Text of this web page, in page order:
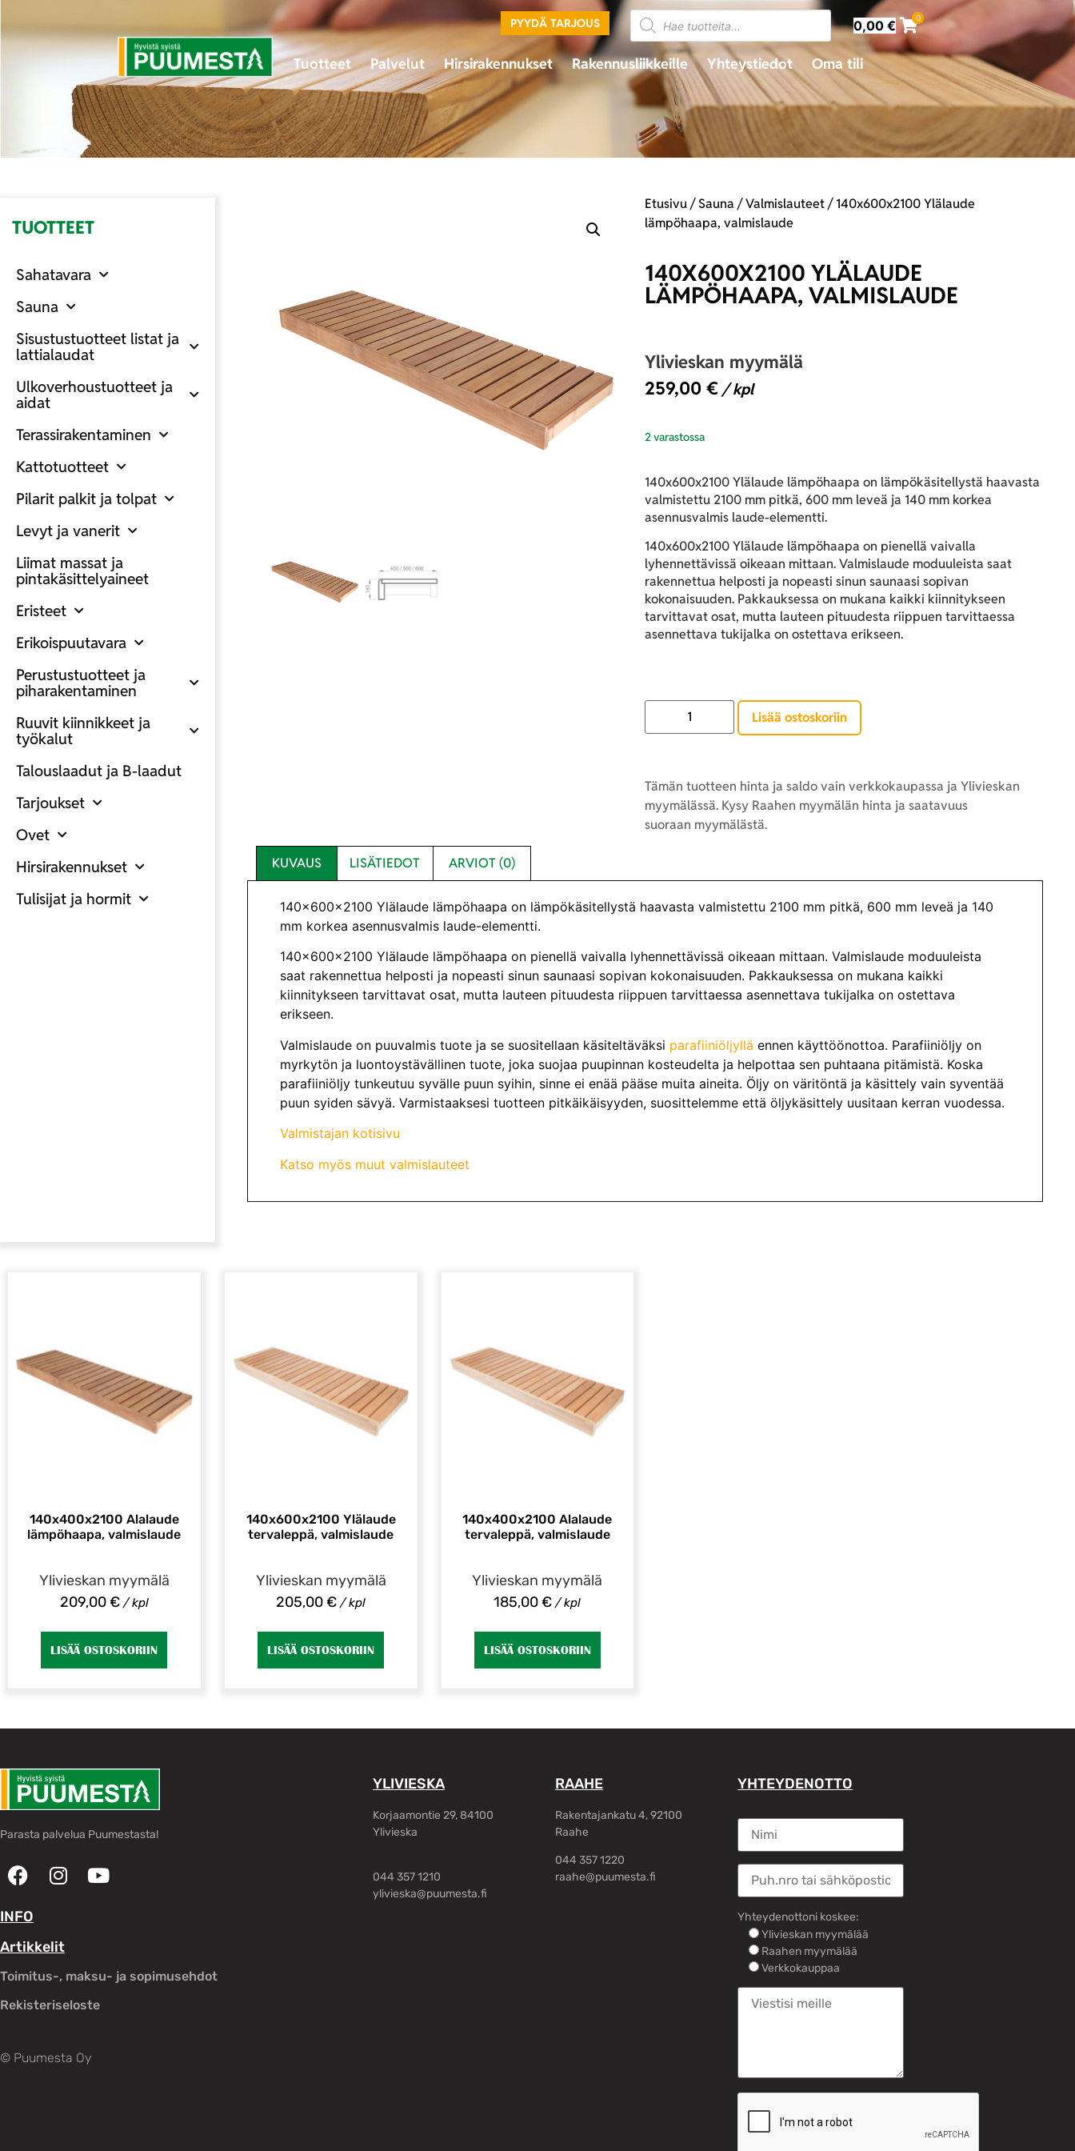
PYYDÄ TARJOUS 0,00€ 0
Tuotteet Palvelut Hirsirakennukset Rakennusliikkeille Yhteystiedot Oma tili
TUOTTEET
Sahatavara
Sauna
Sisustustuotteet listat ja
lattialaudat
Ulkoverhoustuotteet ja
aidat
Terassirakentaminen
Kattotuotteet
Pilarit palkit ja tolpat
Levyt ja vanerit
Liimat massat ja
pintakäsittelyaineet
Eristeet
Erikoispuutavara
Perustustuotteet ja
piharakentaminen
Ruuvit kiinnikkeet ja
työkalut
Talouslaadut ja B-laadut
Tarjoukset
Ovet
Hirsirakennukset
Tulisijat ja hormit
Etusivu/Sauna /Valmislauteet/ 140x600x2100 Ylälaude
lämpöhaapa, valmislaude
140X600X2100 YLÄLAUDE
LÄMPÖHAAPA, VALMISLAUDE
Ylivieskan myymälä
259,00€ / kpl
2 varastossa
140x600x2100 Ylälaude lämpöhaapa on lämpökäsitellystä haavasta
valmistettu 2100 mm pitkä, 600 mm leveä ja 140 mm korkea
asennusvalmis laude-elementti.
140x600x2100 Ylälaude lämpöhaapa on pienellä vaivalla
lyhennettävissä oikeaan mittaan. Valmislaude moduuleista saat
rakennettua helposti ja nopeasti sinun saunaasi sopivan
kokonaisuuden. Pakkauksessa on mukana kaikki kiinnitykseen
tarvittavat osat, mutta lauteen pituudesta riippuen tarvittaessa
asennettava tukijalka on ostettava erikseen.
Lisää ostoskoriin
Tämän tuotteen hinta ja saldo vain verkkokaupassa ja Ylivieskan
myymälässä. Kysy Raahen myymälän hinta ja saatavuus
suoraan myymälästä.
KUVAUS LISÄTIEDOT ARVIOT (0)
140x600x2100 Ylälaude lämpöhaapa on lämpökäsitellystä haavasta valmistettu 2100 mm pitkä, 600 mm leveä ja 140
mm korkea asennusvalmis laude-elementti.
140x600x2100 Ylälaude lämpöhaapa on pienellä vaivalla lyhennettävissä oikeaan mittaan. Valmislaude moduuleista
saat rakennettua helposti ja nopeasti sinun saunaasi sopivan kokonaisuuden. Pakkauksessa on mukana kaikki
kiinnitykseen tarvittavat osat, mutta lauteen pituudesta riippuen tarvittaessa asennettava tukijalka on ostettava
erikseen.
Valmislaude on puuvalmis tuote ja se suositellaan käsiteltäväksi parafiiniöljyllä ennen käyttöönottoa. Parafiiniöljy on
myrkytön ja luontoystävällinen tuote, joka suojaa puupinnan kosteudelta ja helpottaa sen puhtaana pitämistä. Koska
parafiiniöljy tunkeutuu syvälle puun syihin, sinne ei enää pääse muita aineita. Öljy on väritöntä ja käsittely vain syventää
puun syiden sävyä. Varmistaaksesi tuotteen pitkäikäisyyden, suosittelemme että öljykäsittely uusitaan kerran vuodessa.
Valmistajan kotisivu
Katso myös muut valmislauteet
140x400x2100 Alalaude
lämpöhaapa, valmislaude
Ylivieskan myymälä
209,00€/ kpl
LISÄÄ OSTOSKORIIN
140x600x2100 Ylälaude
tervaleppä, valmislaude
Ylivieskan myymälä
205,00€ / kpl
LISÄÄ OSTOSKORIIN
140x400x2100 Alalaude
tervaleppä, valmislaude
Ylivieskan myymälä
185,00€ / kpl
LISÄÄ OSTOSKORIIN
Parasta palvelua Puumestasta!
INFO
Artikkelit
Toimitus-, maksu- ja sopimusehdot
Rekisteriseloste
© Puumesta Oy
YLIVIESKA
Korjaamontie 29, 84100
Ylivieska
044 357 1210
ylivieska@puumesta.fi
RAAHE
Rakentajankatu 4, 92100
Raahe
044 357 1220
raahe@puumesta.fi
YHTEYDENOTTO
Yhteydenottoni koskee:
Ylivieskan myymälää
Raahen myymälää
Verkkokauppaa